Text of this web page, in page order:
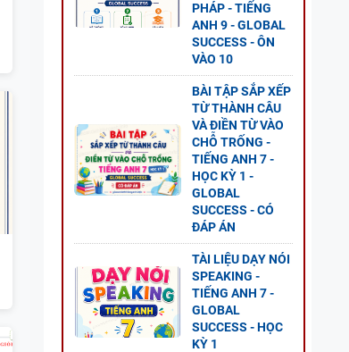
PHÁP - TIẾNG
ANH 9 - GLOBAL
SUCCESS - ÔN
VÀO 10
BÀI TẬP SẮP XẾP
TỪ THÀNH CÂU
VÀ ĐIỀN TỪ VÀO
CHỖ TRỐNG -
TIẾNG ANH 7 -
HỌC KỲ 1 -
GLOBAL
SUCCESS - CÓ
ĐÁP ÁN
TÀI LIỆU DẠY NÓI
SPEAKING -
TIẾNG ANH 7 -
GLOBAL
SUCCESS - HỌC
KỲ 1